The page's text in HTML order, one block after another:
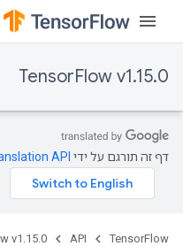
TensorFlow v1.15.0
דף זה תורגם על ידי API
TensorFlow
API
v1.15.0